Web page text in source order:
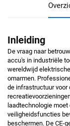
Inleiding
De vraag naar
accu's in industriële
wereldwijd
omarmen.
de infrastructuur
laadtechnologie
veiligheidsfuncties
beschermen. De CE-